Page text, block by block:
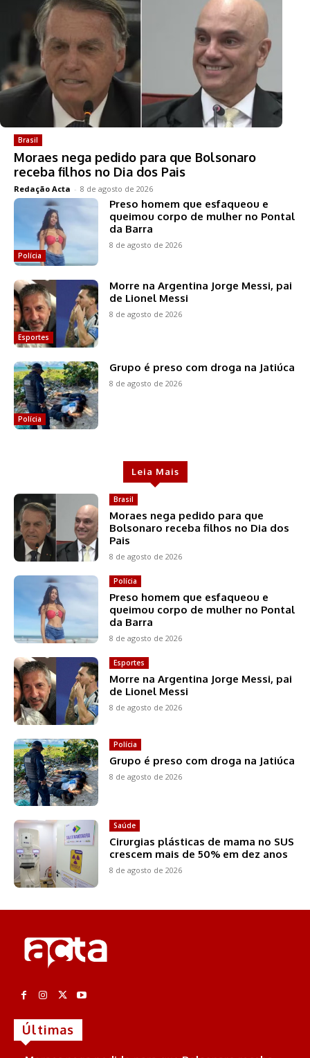
Brasil
Moraes nega pedido para que Bolsonaro
receba filhos no Dia dos Pais
Redação Acta - 8 de agosto de 2026
Polícia
Preso homem que esfaqueou e
queimou corpo de mulher no Pontal
da Barra
8 de agosto de 2026
Esportes
Morre na Argentina Jorge Messi, pai
de Lionel Messi
8 de agosto de 2026
Polícia
Grupo é preso com droga na Jatiúca
8 de agosto de 2026
Leia Mais
Brasil
Moraes nega pedido para que
Bolsonaro receba filhos no Dia dos
Pais
8 de agosto de 2026
Polícia
Preso homem que esfaqueou e
queimou corpo de mulher no Pontal
da Barra
8 de agosto de 2026
Esportes
Morre na Argentina Jorge Messi, pai
de Lionel Messi
8 de agosto de 2026
Polícia
Grupo é preso com droga na Jatiúca
8 de agosto de 2026
Saúde
Cirurgias plásticas de mama no SUS
crescem mais de 50% em dez anos
8 de agosto de 2026
Últimas